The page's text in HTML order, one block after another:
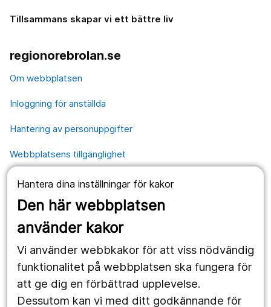
Hantera dina inställningar för kakor
Den här webbplatsen
använder kakor
Vi använder webbkakor för att viss nödvändig
funktionalitet på webbplatsen ska fungera för
att ge dig en förbättrad upplevelse.
Dessutom kan vi med ditt godkännande för
Tillsammans skapar vi ett bättre liv
regionorebrolan.se
Om webbplatsen
Inloggning för anställda
Hantering av personuppgifter
Webbplatsens tillgänglighet
Våra webbplatser
1177.se
Region Örebro län